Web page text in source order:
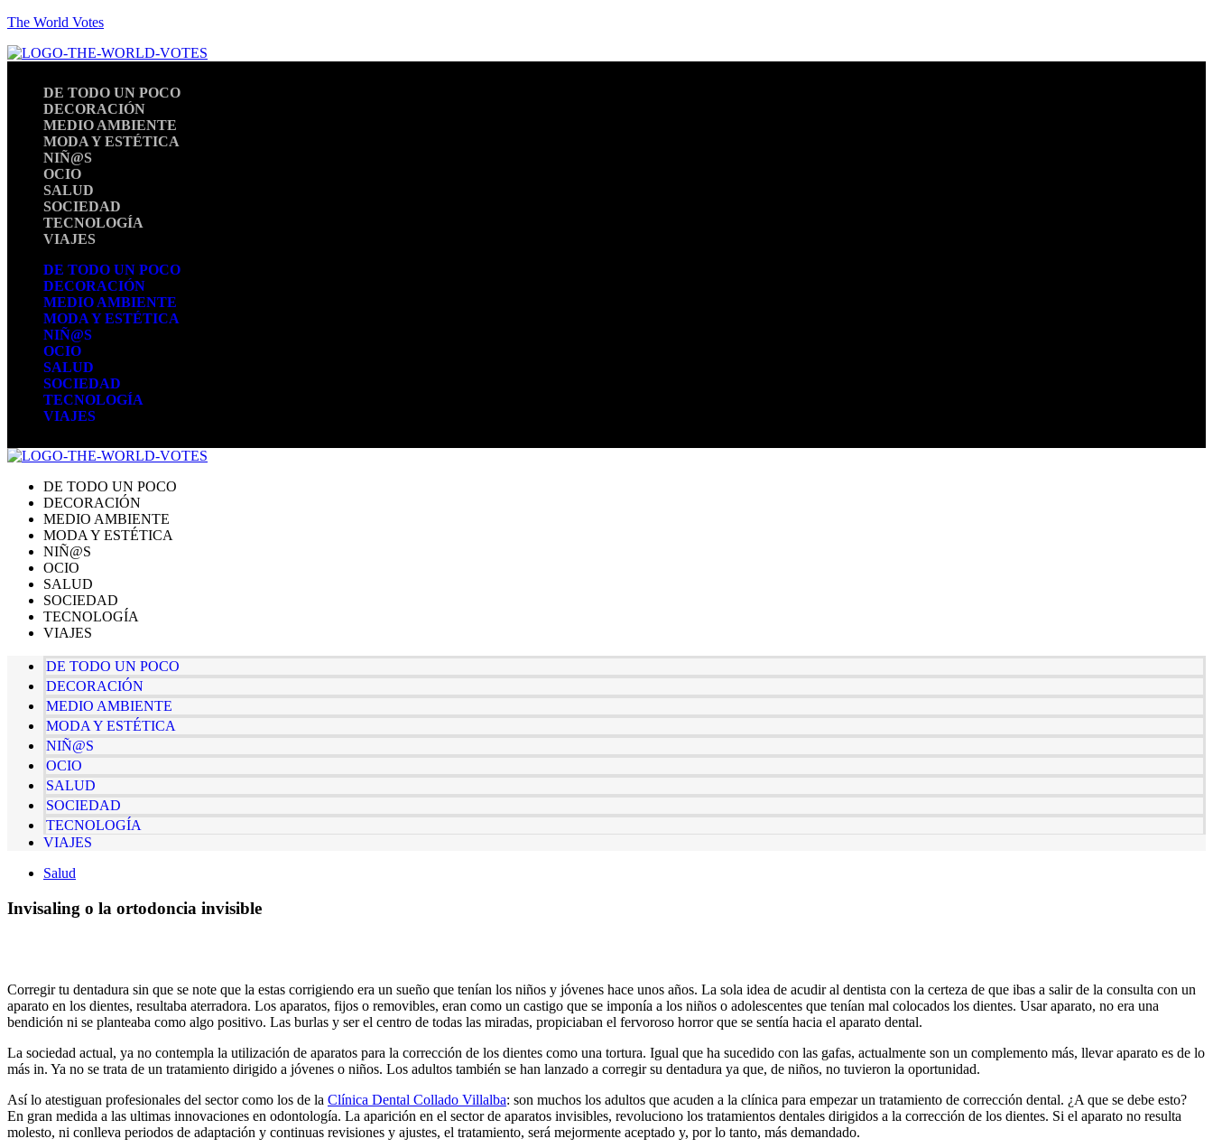
The World Votes
DE TODO UN POCO
DECORACIÓN
MEDIO AMBIENTE
MODA Y ESTÉTICA
NIÑ@S
OCIO
SALUD
SOCIEDAD
TECNOLOGÍA
VIAJES
DE TODO UN POCO
DECORACIÓN
MEDIO AMBIENTE
MODA Y ESTÉTICA
NIÑ@S
OCIO
SALUD
SOCIEDAD
TECNOLOGÍA
VIAJES
DE TODO UN POCO
DECORACIÓN
MEDIO AMBIENTE
MODA Y ESTÉTICA
NIÑ@S
OCIO
SALUD
SOCIEDAD
TECNOLOGÍA
VIAJES
DE TODO UN POCO
DECORACIÓN
MEDIO AMBIENTE
MODA Y ESTÉTICA
NIÑ@S
OCIO
SALUD
SOCIEDAD
TECNOLOGÍA
VIAJES
Salud
Invisaling o la ortodoncia invisible
Corregir tu dentadura sin que se note que la estas corrigiendo era un sueño que tenían los niños y jóvenes hace unos años. La sola idea de acudir al dentista con la certeza de que ibas a salir de la consulta con un
aparato en los dientes, resultaba aterradora. Los aparatos, fijos o removibles, eran como un castigo que se imponía a los niños o adolescentes que tenían mal colocados los dientes. Usar aparato, no era una
bendición ni se planteaba como algo positivo. Las burlas y ser el centro de todas las miradas, propiciaban el fervoroso horror que se sentía hacia el aparato dental.
La sociedad actual, ya no contempla la utilización de aparatos para la corrección de los dientes como una tortura. Igual que ha sucedido con las gafas, actualmente son un complemento más, llevar aparato es de lo
más in. Ya no se trata de un tratamiento dirigido a jóvenes o niños. Los adultos también se han lanzado a corregir su dentadura ya que, de niños, no tuvieron la oportunidad.
Así lo atestiguan profesionales del sector como los de la Clínica Dental Collado Villalba: son muchos los adultos que acuden a la clínica para empezar un tratamiento de corrección dental. ¿A que se debe esto?
En gran medida a las ultimas innovaciones en odontología. La aparición en el sector de aparatos invisibles, revoluciono los tratamientos dentales dirigidos a la corrección de los dientes. Si el aparato no resulta
molesto, ni conlleva periodos de adaptación y continuas revisiones y ajustes, el tratamiento, será mejormente aceptado y, por lo tanto, más demandado.